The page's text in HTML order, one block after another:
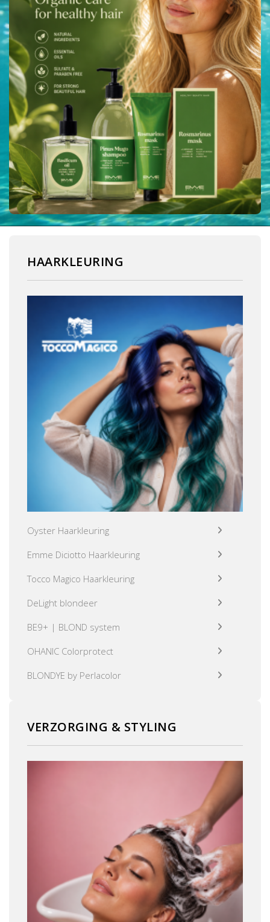
HAARKLEURING
Oyster Haarkleuring
Emme Diciotto Haarkleuring
Tocco Magico Haarkleuring
DeLight blondeer
BE9+ | BLOND system
OHANIC Colorprotect
BLONDYE by Perlacolor
VERZORGING & STYLING